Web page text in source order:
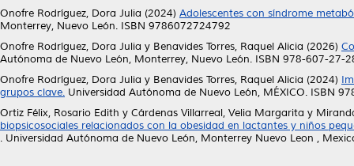
Onofre Rodríguez, Dora Julia (2024) Adolescentes con síndrome
Monterrey, Nuevo León. ISBN 9786072724792
Onofre Rodríguez, Dora Julia y Benavides Torres, Raquel Alicia (2026)
Autónoma de Nuevo León, Monterrey, Nuevo León. ISBN 978-607-27-
Onofre Rodríguez, Dora Julia y Benavides Torres, Raquel Alicia (2024)
grupos clave. Universidad Autónoma de Nuevo León, MÉXICO. ISBN
Ortiz Félix, Rosario Edith y Cárdenas Villarreal, Velia Margarita y
biopsicosociales relacionados con la obesidad en lactantes y niños
. Universidad Autónoma de Nuevo León, Monterrey Nuevo Leon ,